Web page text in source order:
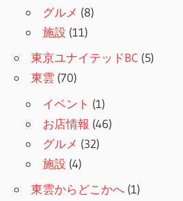
グルメ (8)
施設 (11)
東京ユナイテッドBC (5)
東雲 (70)
イベント (1)
お店情報 (46)
グルメ (32)
施設 (4)
東雲からどこかへ (1)